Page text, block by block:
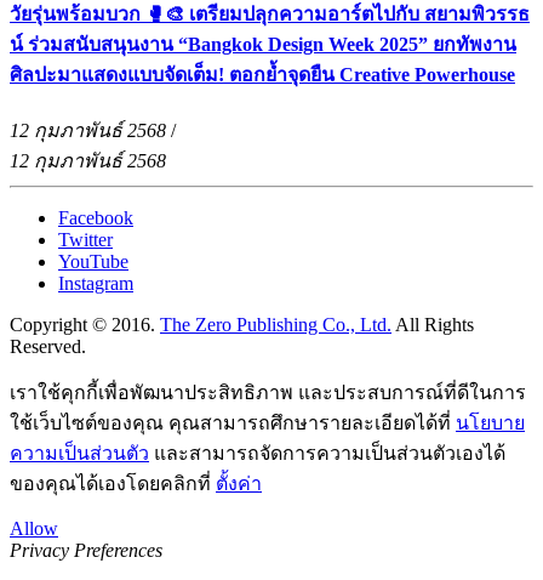
วัยรุ่นพร้อมบวก 🥊🎨 เตรียมปลุกความอาร์ตไปกับ สยามพิวรรธ
น์ ร่วมสนับสนุนงาน “Bangkok Design Week 2025” ยกทัพงาน
ศิลปะมาแสดงแบบจัดเต็ม! ตอกย้ำจุดยืน Creative Powerhouse
12 กุมภาพันธ์ 2568 /
12 กุมภาพันธ์ 2568
Facebook
Twitter
YouTube
Instagram
Copyright © 2016. The Zero Publishing Co., Ltd. All Rights
Reserved.
เราใช้คุกกี้เพื่อพัฒนาประสิทธิภาพ และประสบการณ์ที่ดีในการ
ใช้เว็บไซต์ของคุณ คุณสามารถศึกษารายละเอียดได้ที่ นโยบาย
ความเป็นส่วนตัว และสามารถจัดการความเป็นส่วนตัวเองได้
ของคุณได้เองโดยคลิกที่ ตั้งค่า
Allow
Privacy Preferences